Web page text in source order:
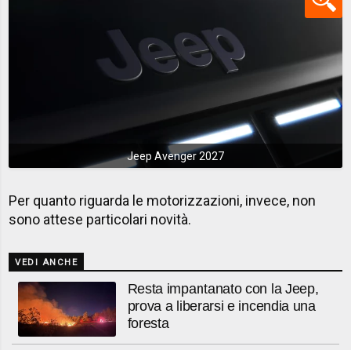
Jeep Avenger 2027
Per quanto riguarda le motorizzazioni, invece, non
sono attese particolari novità.
VEDI ANCHE
Resta impantanato con la Jeep,
prova a liberarsi e incendia una
foresta